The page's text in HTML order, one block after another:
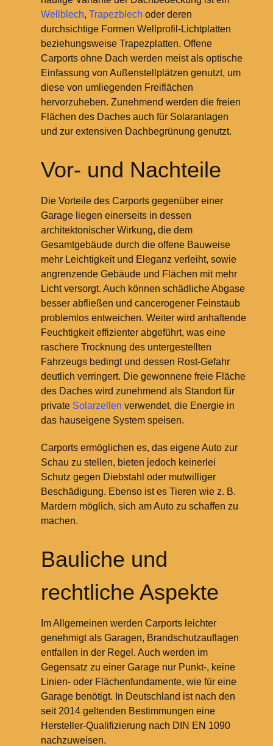
Wellblech, Trapezblech oder deren
durchsichtige Formen Wellprofil-Lichtplatten
beziehungsweise Trapezplatten. Offene
Carports ohne Dach werden meist als optische
Einfassung von Außenstellplätzen genutzt, um
diese von umliegenden Freiflächen
hervorzuheben. Zunehmend werden die freien
Flächen des Daches auch für Solaranlagen
und zur extensiven Dachbegrünung genutzt.
Vor- und Nachteile
Die Vorteile des Carports gegenüber einer
Garage liegen einerseits in dessen
architektonischer Wirkung, die dem
Gesamtgebäude durch die offene Bauweise
mehr Leichtigkeit und Eleganz verleiht, sowie
angrenzende Gebäude und Flächen mit mehr
Licht versorgt. Auch können schädliche Abgase
besser abfließen und cancerogener Feinstaub
problemlos entweichen. Weiter wird anhaftende
Feuchtigkeit effizienter abgeführt, was eine
raschere Trocknung des untergestellten
Fahrzeugs bedingt und dessen Rost-Gefahr
deutlich verringert. Die gewonnene freie Fläche
des Daches wird zunehmend als Standort für
private Solarzellen verwendet, die Energie in
das hauseigene System speisen.
Carports ermöglichen es, das eigene Auto zur
Schau zu stellen, bieten jedoch keinerlei
Schutz gegen Diebstahl oder mutwilliger
Beschädigung. Ebenso ist es Tieren wie z. B.
Mardern möglich, sich am Auto zu schaffen zu
machen.
Bauliche und
rechtliche Aspekte
Im Allgemeinen werden Carports leichter
genehmigt als Garagen, Brandschutzauflagen
entfallen in der Regel. Auch werden im
Gegensatz zu einer Garage nur Punkt-, keine
Linien- oder Flächenfundamente, wie für eine
Garage benötigt. In Deutschland ist nach den
seit 2014 geltenden Bestimmungen eine
Hersteller-Qualifizierung nach DIN EN 1090
nachzuweisen.